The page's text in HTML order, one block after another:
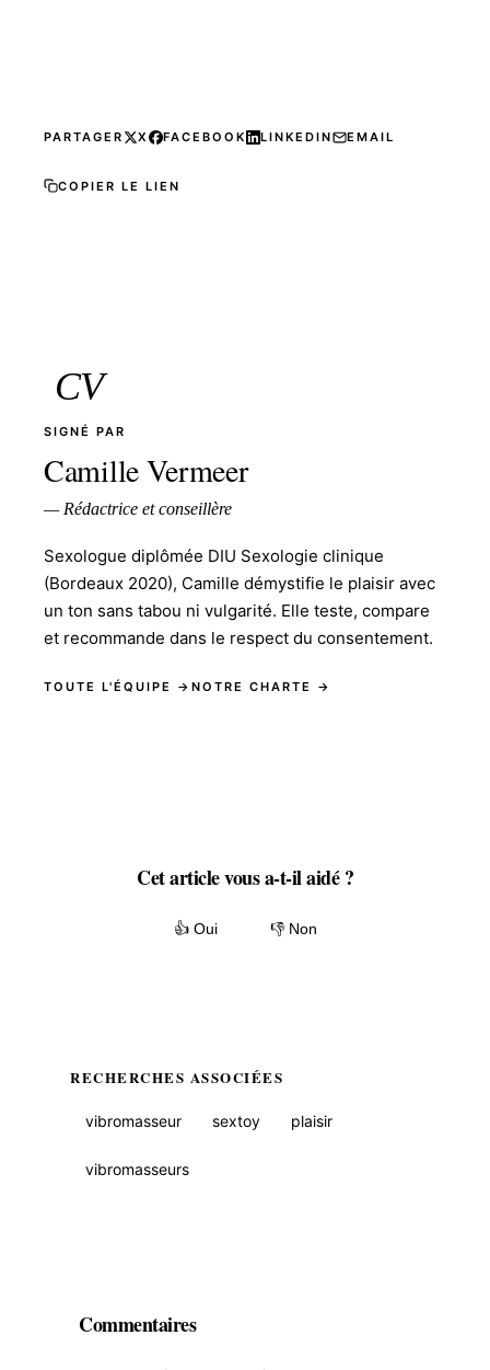
PARTAGER X FACEBOOK LINKEDIN EMAIL
COPIER LE LIEN
CV
SIGNÉ PAR
Camille Vermeer
— Rédactrice et conseillère
Sexologue diplômée DIU Sexologie clinique
(Bordeaux 2020), Camille démystifie le plaisir avec
un ton sans tabou ni vulgarité. Elle teste, compare
et recommande dans le respect du consentement.
TOUTE L'ÉQUIPE → NOTRE CHARTE →
Cet article vous a-t-il aidé ?
👍 Oui 👎 Non
RECHERCHES ASSOCIÉES
vibromasseur sextoy plaisir
vibromasseurs
Commentaires